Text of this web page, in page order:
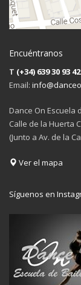
Encuéntranos
T (+34) 639 30 93 42
Email:
Dance On Escuela
Calle de la Huerta
(Junto a Av. de la
Ver el mapa
Síguenos en